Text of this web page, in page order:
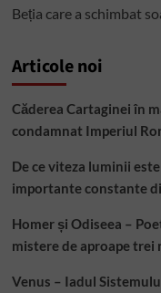
Beția care a schimbat
Articole noi
Căderea Cartaginei în
condamnat Imperiul
De ce viteza luminii
importante constante
Homer și Odiseea –
mistere de aproape trei
Venus – Iadul